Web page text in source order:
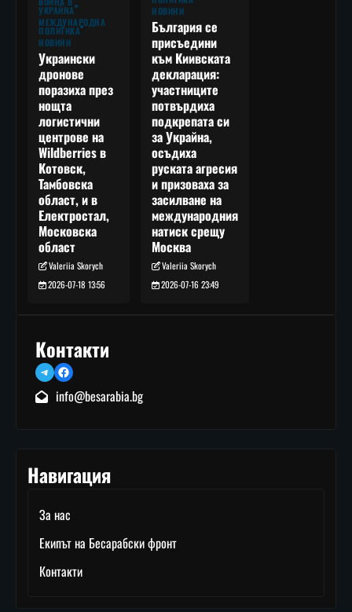
УКРАЙНА
МЕЖДУНАРОДНА
ПОЛИТИКА
НОВИНИ
Украински
дронове
поразиха през
нощта
логистични
центрове на
Wildberries в
Котовск,
Тамбовска
област, и в
Електростал,
Московска
област
Valeriia Skorych
2026-07-18 13:56
НОВИНИ
България се
присъедини
към Киивската
декларация:
участниците
потвърдиха
подкрепата си
за Украйна,
осъдиха
руската агресия
и призоваха за
засилване на
международния
натиск срещу
Москва
Valeriia Skorych
2026-07-16 23:49
Контакти
TelegramFacebook
info@besarabia.bg
Навигация
За нас
Екипът на Бесарабски фронт
Контакти